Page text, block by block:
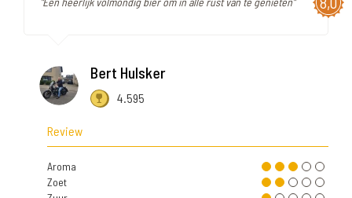
Bert Hulsker
4.595
Review
Aroma
Zoet